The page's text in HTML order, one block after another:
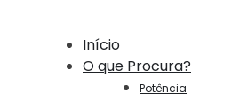
Início
O que Procura?
Potência